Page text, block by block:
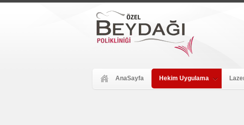
AnaSayfa Hekim Uygulama